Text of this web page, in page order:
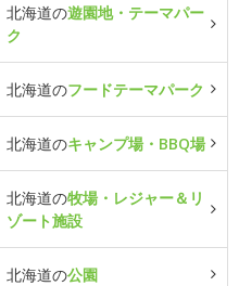
北海道の遊園地・テーマパー
ク
北海道のフードテーマパーク
北海道のキャンプ場・BBQ場
北海道の牧場・レジャー＆リ
ゾート施設
北海道の公園